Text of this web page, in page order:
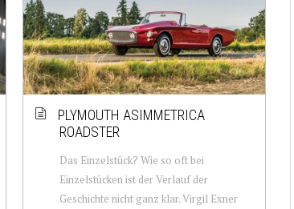
PLYMOUTH ASIMMETRICA
ROADSTER
Das Einzelstück? Wie so oft bei
Einzelstücken ist der Verlauf der
Geschichte nicht ganz klar. Virgil Exner